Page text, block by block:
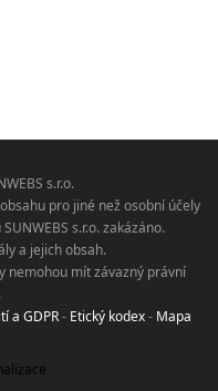
s.r.o.
pro jiné než osobní účely
s.r.o. zakázáno.
a jejich obsah.
nemohou mít závazný právní
a GDPR- Etický kodex- Mapa